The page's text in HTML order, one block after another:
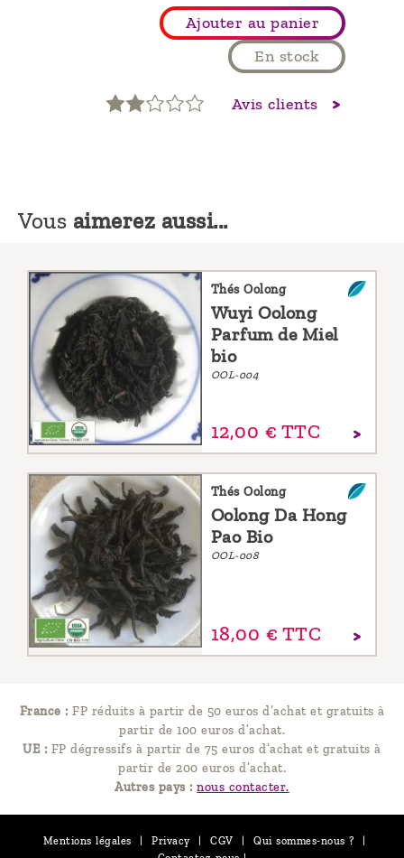
Ajouter au panier
En stock
Avis clients
Vous aimerez aussi...
Thés Oolong
Wuyi Oolong
Parfum de Miel
bio
OOL-004
12,00 € TTC
Thés Oolong
Oolong Da Hong
Pao Bio
OOL-008
18,00 € TTC
France : FP réduits à partir de 50 euros d’achat et gratuits à
partir de 100 euros d’achat.
UE : FP dégressifs à partir de 75 euros d’achat et gratuits à
partir de 200 euros d’achat.
Autres pays : nous contacter.
Mentions légales Privacy CGV Qui sommes-nous ?